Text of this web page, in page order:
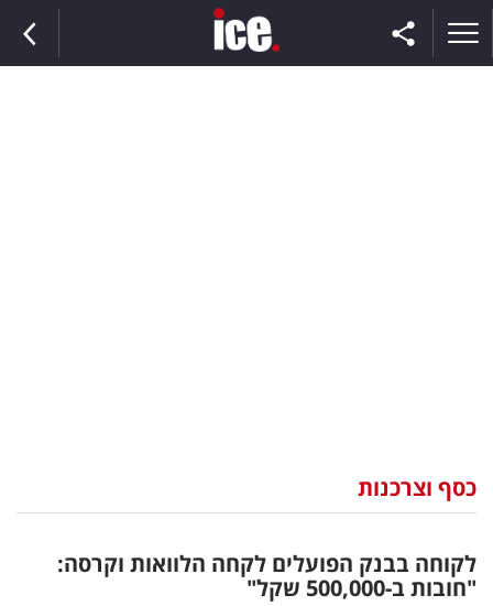
וצרכנות
דיגיטל
כסף וצרכנות
לקוחה בבנק הפועלים לקחה הלוואות וקרסה:
"חובות ב-500,000 שקל"